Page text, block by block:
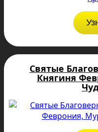
Святые
Княгиня